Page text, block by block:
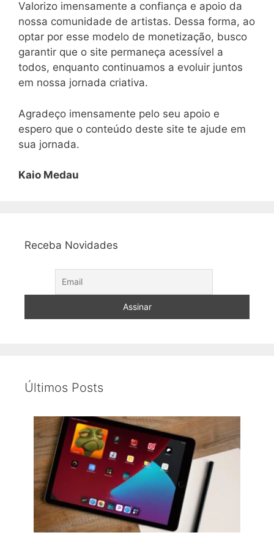
Valorizo imensamente a confiança e apoio da
nossa comunidade de artistas. Dessa forma, ao
optar por esse modelo de monetização, busco
garantir que o site permaneça acessível a
todos, enquanto continuamos a evoluir juntos
em nossa jornada criativa.
Agradeço imensamente pelo seu apoio e
espero que o conteúdo deste site te ajude em
sua jornada.
Kaio Medau
Receba Novidades
Últimos Posts